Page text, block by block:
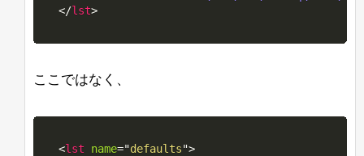
</lst>
ここではなく、
<lst name="defaults">